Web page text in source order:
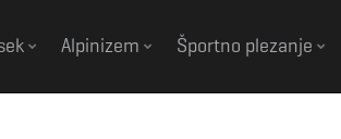
Alpinizem Športno plezanje